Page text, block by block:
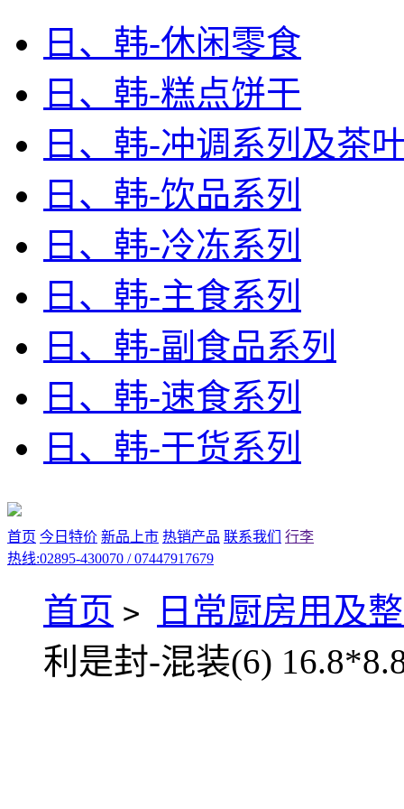
日、韩-休闲零食
日、韩-糕点饼干
日、韩-冲调系列及茶
日、韩-饮品系列
日、韩-冷冻系列
日、韩-主食系列
日、韩-副食品系列
日、韩-速食系列
日、韩-干货系列
首页 今日特价 新品上市 热销产品 联系我们
行李
热线:02895-430070 / 07447917679
首页 >
日常厨房用及
利是封-混装(6)